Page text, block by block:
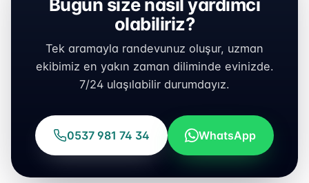
olabiliriz?
Tek aramayla randevunuz oluşur, uzman
ekibimiz en yakın zaman diliminde evinizde.
7/24 ulaşılabilir durumdayız.
0537 981 74 34 WhatsApp